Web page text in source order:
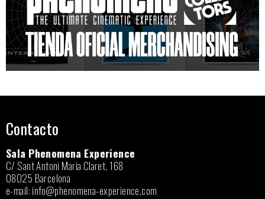
Contacto
Sala Phenomena Experience
C/ Sant Antoni Maria Claret, 168
08025 Barcelona
e-mail:info@phenomena-experience.com